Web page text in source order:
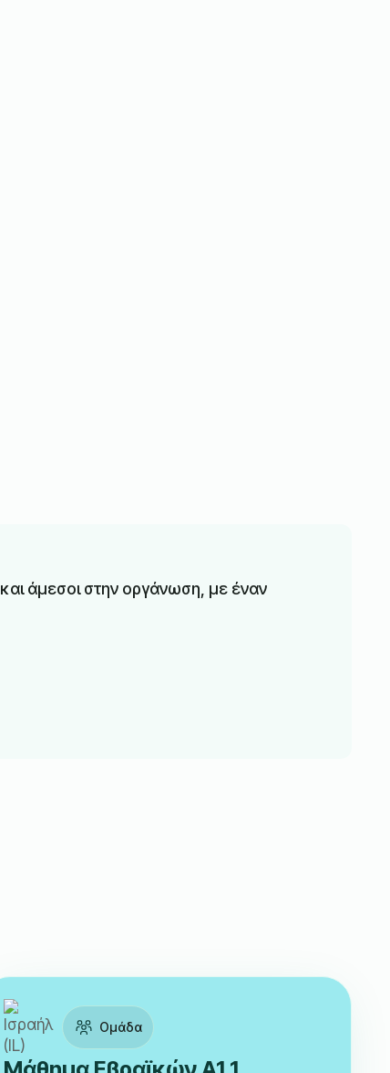
άμεσοι στην οργάνωση, με έναν
Ομάδα